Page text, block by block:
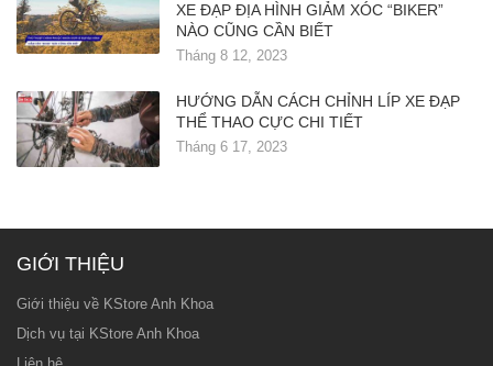
XE ĐẠP ĐỊA HÌNH GIẢM XÓC “BIKER”
NÀO CŨNG CẦN BIẾT
Tháng 8 12, 2023
HƯỚNG DẪN CÁCH CHỈNH LÍP XE ĐẠP
THỂ THAO CỰC CHI TIẾT
Tháng 6 17, 2023
GIỚI THIỆU
Giới thiệu về KStore Anh Khoa
Dịch vụ tại KStore Anh Khoa